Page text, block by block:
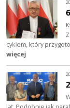
cyklem, który
więcej